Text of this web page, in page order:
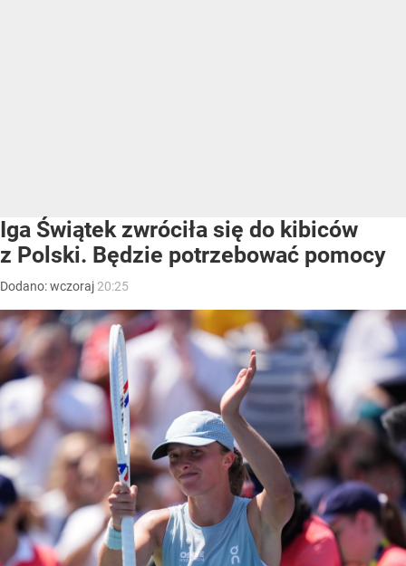
Iga Świątek zwróciła się do kibiców
z Polski. Będzie potrzebować pomocy
Dodano:wczoraj 20:25